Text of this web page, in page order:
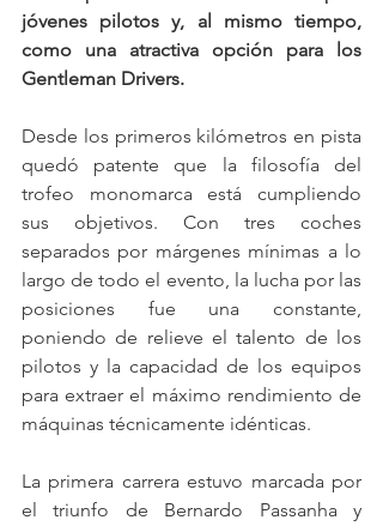
jóvenes pilotos y, al mismo tiempo,
como una atractiva opción para los
Gentleman Drivers.
Desde los primeros kilómetros en pista
quedó patente que la filosofía del
trofeo monomarca está cumpliendo
sus objetivos. Con tres coches
separados por márgenes mínimas a lo
largo de todo el evento, la lucha por las
posiciones fue una constante,
poniendo de relieve el talento de los
pilotos y la capacidad de los equipos
para extraer el máximo rendimiento de
máquinas técnicamente idénticas.
La primera carrera estuvo marcada por
el triunfo de Bernardo Passanha y